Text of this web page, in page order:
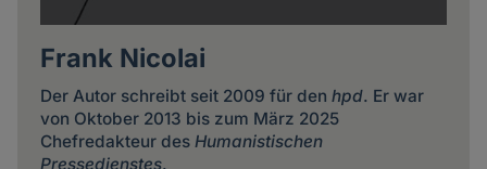
Frank Nicolai
Der Autor schreibt seit 2009 für den hpd. Er war
von Oktober 2013 bis zum März 2025
Chefredakteur des Humanistischen
Pressedienstes.